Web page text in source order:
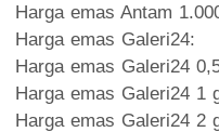
Harga emas Antam
Harga emas Galeri24:‎
Harga emas Galeri24
Harga emas Galeri24 1
‎Harga emas Galeri24 2